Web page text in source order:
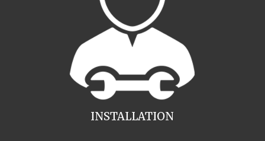
INSTALLATION